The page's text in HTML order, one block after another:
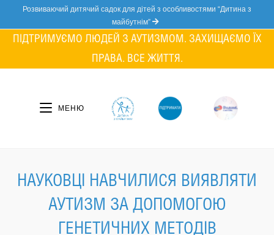
content
Розвиваючий дитячий садок для дітей з особливостями “Дитина з
майбутнім”
ПІДТРИМУЄМО ЛЮДЕЙ З АУТИЗМОМ. ЗАХИЩАЄМО ЇХ
ПРАВА. ВСЕ ЖИТТЯ.
МЕНЮ
НАУКОВЦІ НАВЧИЛИСЯ ВИЯВЛЯТИ
АУТИЗМ ЗА ДОПОМОГОЮ
ГЕНЕТИЧНИХ МЕТОДІВ